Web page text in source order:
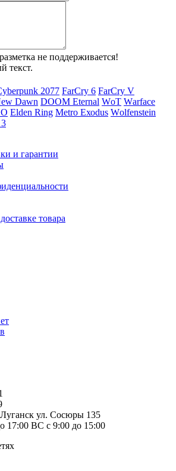
не поддерживается!
текст.
2077 FаrСry 6 FarCry V
Dаwn DООМ Еtеrnаl WоТ Wаrfасе
Elden Ring Меtrо Ехоdus Wоlfеnstеin
и гарантии
товара
ул. Сосюры 135
17:00 ВС с 9:00 до 15:00